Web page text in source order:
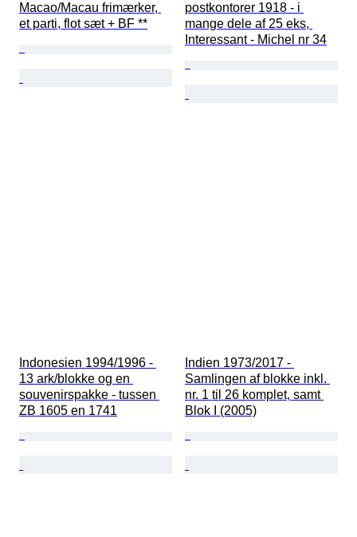
Macao/Macau frimærker,
et parti, flot sæt + BF **
postkontorer 1918 - i
mange dele af 25 eks,
Interessant - Michel nr 34
Indonesien 1994/1996 -
13 ark/blokke og en
souvenirspakke - tussen
ZB 1605 en 1741
Indien 1973/2017 -
Samlingen af blokke inkl.
nr. 1 til 26 komplet, samt
Blok I (2005)